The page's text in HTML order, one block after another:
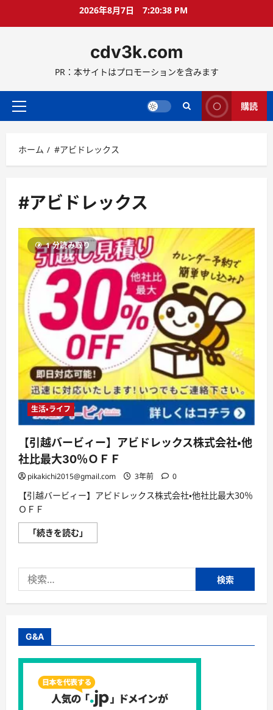
ス
ッ
2026年8月7日 7:20:38 PM
cdv3k.com
PR：本サイトはプロモーションを含みます
メ
メ
ニ
ー
購読
ホーム #アビドレックス
#アビドレックス
1 分読み取り
生活・ライフ
【引越バービィー】アビドレックス株式会社・他
社比最大30％ＯＦＦ
pikakichi2015@gmail.com 3年前 0
【引越バービィー】アビドレックス株式会社・他社比最大30％
ＯＦＦ
「続きを読む」
越
ビ
ア
ビ
ス
式
社・
他
社
比
索:
G&A